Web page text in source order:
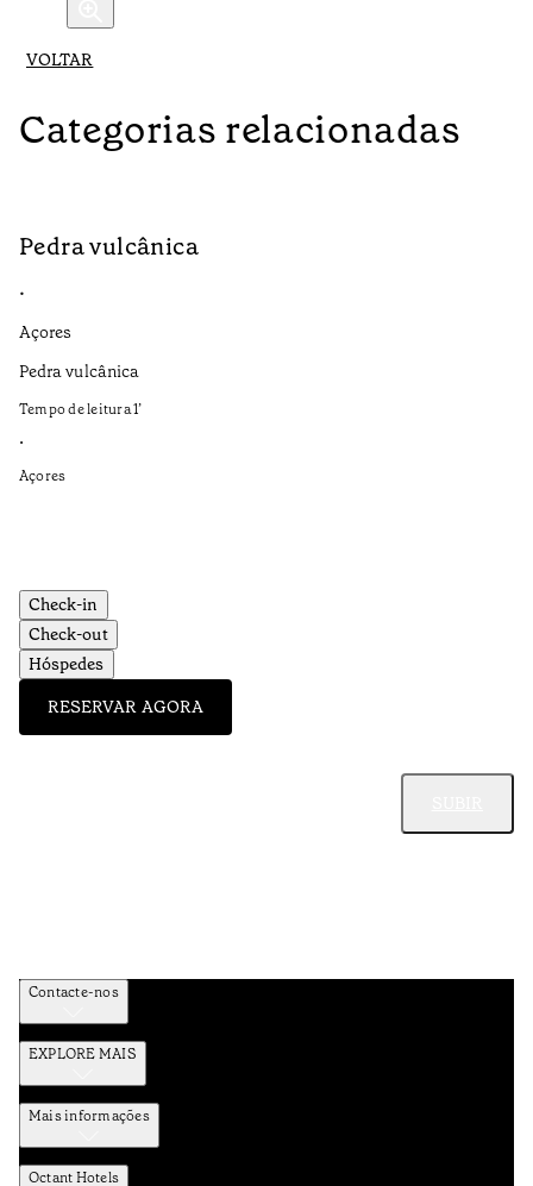
VOLTAR
Categorias relacionadas
Pedra vulcânica
•
Açores
Pedra vulcânica
Tempo de leitura1’
•
Açores
Check-in
Check-out
Hóspedes
RESERVAR AGORA
Contacte-nos
EXPLORE MAIS
Mais informações
Octant Hotels